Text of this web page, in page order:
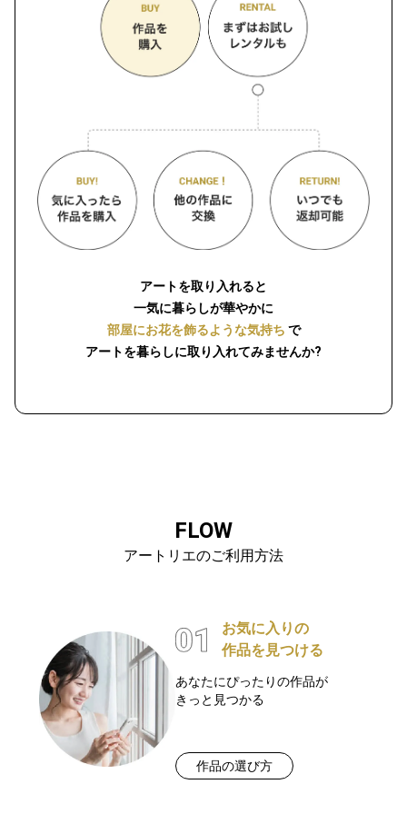
アートを取り入れると
一気に暮らしが華やかに
部屋にお花を飾るような気持ち で
アートを暮らしに取り入れてみませんか?
FLOW
アートリエのご利用方法
お気に入りの
作品を見つける
あなたにぴったりの作品が
きっと見つかる
作品の選び方